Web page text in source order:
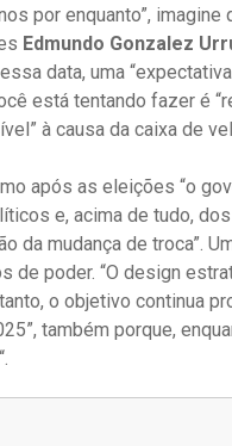
por enquanto”,
Edmundo Gonzalez
data, uma
está tentando fazer é
à causa da caixa de
após as eleições “o
e, acima de tudo,
da mudança de troca”.
de poder. “O design
o objetivo continua
também porque,